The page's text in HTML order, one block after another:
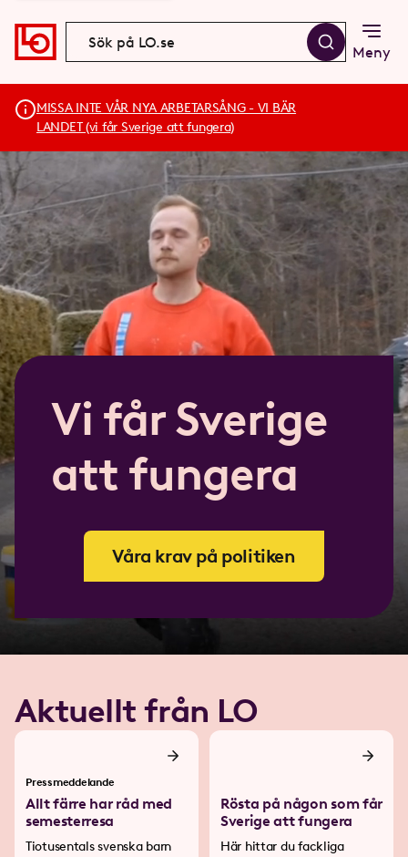
Meny
MISSA INTE VÅR NYA ARBETARSÅNG - VI BÄR
LANDET (vi får Sverige att fungera)
Vi får Sverige
att fungera
Våra krav på politiken
Aktuellt från LO
Pressmeddelande
Allt färre har råd med
semesterresa
Tiotusentals svenska barn
Rösta på någon som får
Sverige att fungera
Här hittar du fackliga